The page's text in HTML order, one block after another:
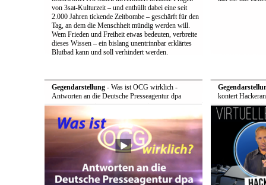
von 3sat-Kulturzeit – und enthüllt dabei eine seit
2.000 Jahren tickende Zeitbombe – geschärft für den
Tag, an dem die Menschheit mündig werden will.
Wem Frieden und Freiheit etwas bedeuten, verbreite
dieses Wissen – ein bislang unentrinnbar erklärtes
Blutbad kann und soll verhindert werden.
Gegendarstellung- Was ist OCG wirklich -
Antworten an die Deutsche Presseagentur dpa
kontert